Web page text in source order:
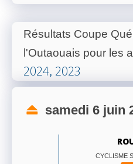
Résultats Coupe
l'Outaouais pour les
2024, 2023
samedi 6 juin
CYCLISME